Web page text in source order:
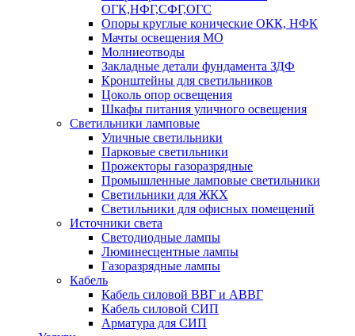
ОГК,НФГ,СФГ,ОГС
Опоры круглые конические ОКК, НФК
Мачты освещения МО
Молниеотводы
Закладные детали фундамента ЗДФ
Кронштейны для светильников
Цоколь опор освещения
Шкафы питания уличного освещения
Светильники ламповые
Уличные светильники
Парковые светильники
Прожекторы газоразрядные
Промышленные ламповые светильники
Светильники для ЖКХ
Светильники для офисных помещений
Источники света
Светодиодные лампы
Люминесцентные лампы
Газоразрядные лампы
Кабель
Кабель силовой ВВГ и АВВГ
Кабель силовой СИП
Арматура для СИП